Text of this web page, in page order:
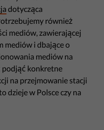
dotycząca
również
mediów, zawierającej
mediów i dbające o
mediów na
podjąć konkretne
na przejmowanie stacji
dzieje w Polsce czy na